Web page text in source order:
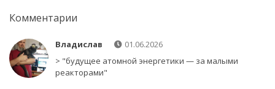
Комментарии
Владислав
01.06.2026
> "будущее атомной энергетики — за малыми
реакторами"